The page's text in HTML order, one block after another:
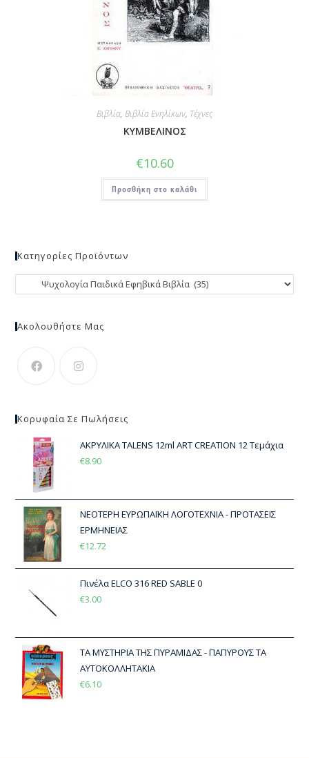
Βιβλία, Βιβλία Ενηλίκων, Τέχνες
ΚΥΜΒΕΛΙΝΟΣ
€10.60
Προσθήκη στο καλάθι
Κατηγορίες Προϊόντων
Ακολουθήστε Μας
Κορυφαία Σε Πωλήσεις
ΑΚΡΥΛΙΚΑ TALENS 12ml ART CREATION 12 Τεμάχια
€8.90
ΝΕΟΤΕΡΗ ΕΥΡΩΠΑΪΚΗ ΛΟΓΟΤΕΧΝΙΑ - ΠΡΟΤΑΣΕΙΣ
ΕΡΜΗΝΕΙΑΣ
€12.72
Πινέλα ELCO 316 RED SABLE 0
€3.00
ΤΑ ΜΥΣΤΗΡΙΑ ΤΗΣ ΠΥΡΑΜΙΔΑΣ - ΠΑΠΥΡΟΥΣ ΤΑ
ΑΥΤΟΚΟΛΛΗΤΑΚΙΑ
€6.10